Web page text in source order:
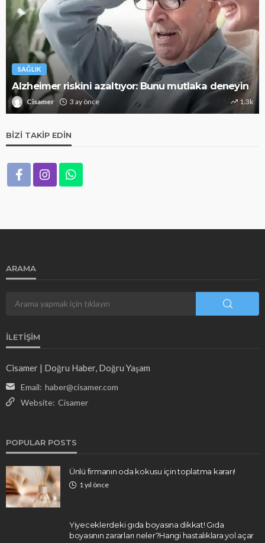
SAĞLIK
Alzheimer riskini azaltıyor: Bunu mutlaka deneyin
Cisamer 3 ay önce 1.3k
BIZI TAKIP EDIN
ARAMA
İLETIŞIM
Cisamer | Doğru Haber, Doğru Yaşam
Email: haber@cisamer.com
Website: Cisamer
POPULAR POSTS
Ünlü firmanın oda kokusu için toplatma kararı!
1 yıl önce
Yiyeceklerdeki gıda boyasına dikkat! Gıda
boyasının zararları neler?Hangi hastalıklara yol açar